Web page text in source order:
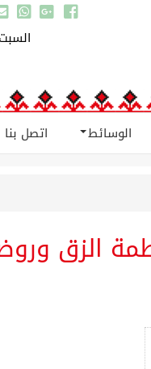
السبت :
الوسائط اتصل بنا
الزق